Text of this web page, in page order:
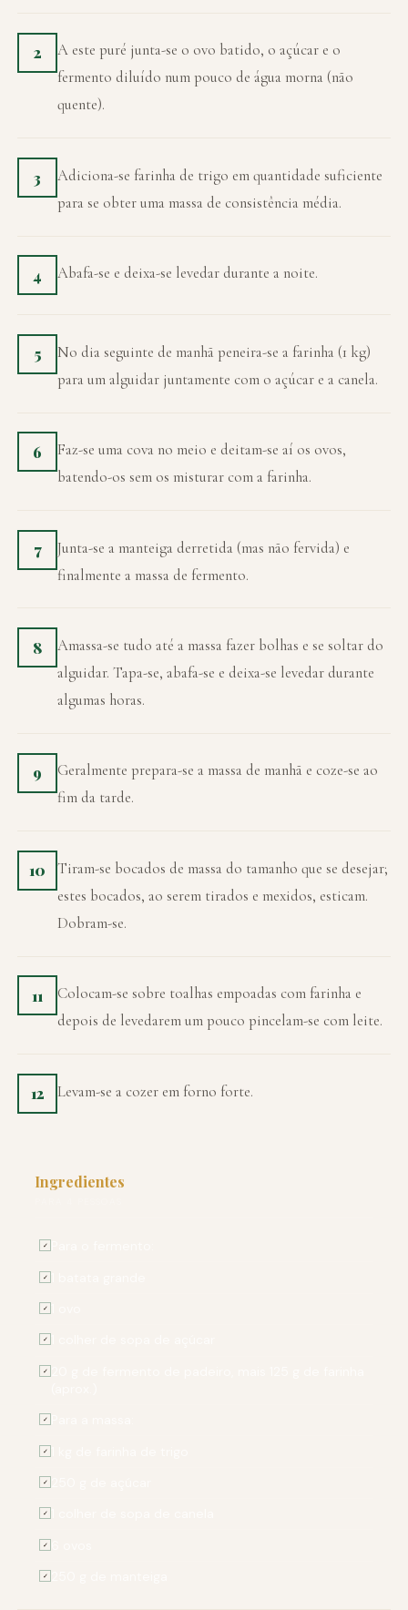
2
A este puré junta-se o ovo batido, o açúcar e o
fermento diluído num pouco de água morna (não
quente).
3
Adiciona-se farinha de trigo em quantidade suficiente
para se obter uma massa de consistência média.
4 Abafa-se e deixa-se levedar durante a noite.
5
No dia seguinte de manhã peneira-se a farinha (1 kg)
para um alguidar juntamente com o açúcar e a canela.
6
Faz-se uma cova no meio e deitam-se aí os ovos,
batendo-os sem os misturar com a farinha.
7
Junta-se a manteiga derretida (mas não fervida) e
finalmente a massa de fermento.
8
Amassa-se tudo até a massa fazer bolhas e se soltar do
alguidar. Tapa-se, abafa-se e deixa-se levedar durante
algumas horas.
9
Geralmente prepara-se a massa de manhã e coze-se ao
fim da tarde.
10
Tiram-se bocados de massa do tamanho que se desejar;
estes bocados, ao serem tirados e mexidos, esticam.
Dobram-se.
11
Colocam-se sobre toalhas empoadas com farinha e
depois de levedarem um pouco pincelam-se com leite.
12 Levam-se a cozer em forno forte.
Ingredientes
✓
✓
✓
✓
✓
✓
✓
✓
✓
✓
✓